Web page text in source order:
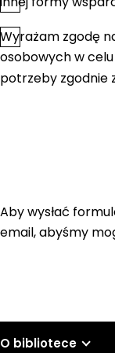
Zgoda*
Wyrażam zgodę
osobowych w celu
potrzeby zgodnie
Aby wysłać
email, abyśmy
O bibliotece